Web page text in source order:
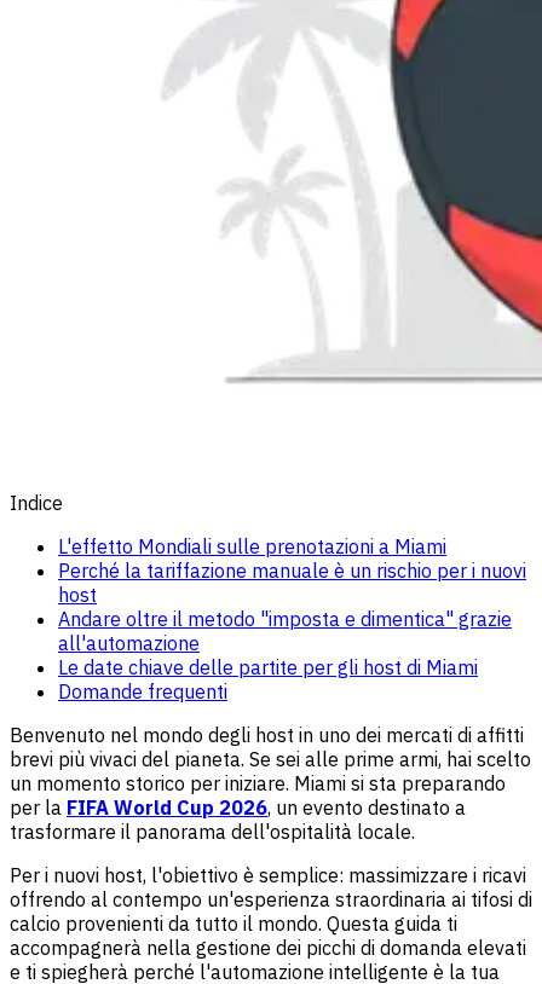
Indice
L'effetto Mondiali sulle prenotazioni a Miami
Perché la tariffazione manuale è un rischio per i nuovi
host
Andare oltre il metodo "imposta e dimentica" grazie
all'automazione
Le date chiave delle partite per gli host di Miami
Domande frequenti
Benvenuto nel mondo degli host in uno dei mercati di affitti
brevi più vivaci del pianeta. Se sei alle prime armi, hai scelto
un momento storico per iniziare. Miami si sta preparando
per la FIFA World Cup 2026, un evento destinato a
trasformare il panorama dell'ospitalità locale.
Per i nuovi host, l'obiettivo è semplice: massimizzare i ricavi
offrendo al contempo un'esperienza straordinaria ai tifosi di
calcio provenienti da tutto il mondo. Questa guida ti
accompagnerà nella gestione dei picchi di domanda elevati
e ti spiegherà perché l'automazione intelligente è la tua